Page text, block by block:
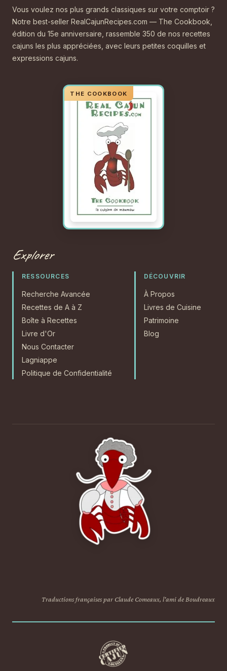
Vous voulez nos plus grands classiques sur votre comptoir ?
Notre best-seller RealCajunRecipes.com — The Cookbook,
édition du 15e anniversaire, rassemble 350 de nos recettes
cajuns les plus appréciées, avec leurs petites coquilles et
expressions cajuns.
Explorer
RESSOURCES
Recherche Avancée
Recettes de A à Z
Boîte à Recettes
Livre d'Or
Nous Contacter
Lagniappe
Politique de Confidentialité
DÉCOUVRIR
À Propos
Livres de Cuisine
Patrimoine
Blog
Traductions françaises par Claude Comeaux, l'ami de Boudreaux